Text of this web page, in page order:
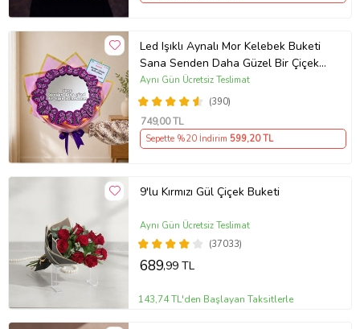
Led Işıklı Aynalı Mor Kelebek Buketi
Sana Senden Daha Güzel Bir Çiçek
Bulamadım Ayna Buket Sevgiliye
Hediye
(390)
Aynı Gün Ücretsiz Teslimat
749,00 TL
Sepette %20 İndirim 599,20 TL
9'lu Kırmızı Gül Çiçek Buketi
(37033)
Aynı Gün Ücretsiz Teslimat
689,99 TL
143,74 TL'den Başlayan Taksitlerle